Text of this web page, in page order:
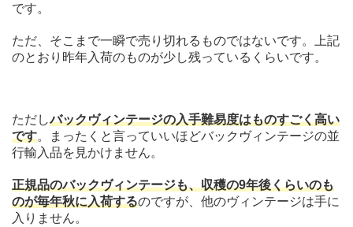
です。
ただ、そこまで一瞬で売り切れるものではないです。上記
のとおり昨年入荷のものが少し残っているくらいです。
ただしバックヴィンテージの入手難易度はものすごく高い
です。まったくと言っていいほどバックヴィンテージの並
行輸入品を見かけません。
正規品のバックヴィンテージも、収穫の9年後くらいのも
のが毎年秋に入荷するのですが、他のヴィンテージは手に
入りません。